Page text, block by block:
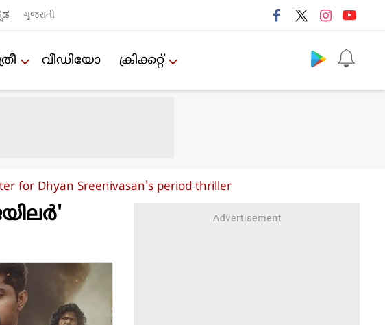
ગુજરાતી
വീഡിയോ ക്രിക്കറ്റ്‌
for Dhyan Sreenivasan's period thriller